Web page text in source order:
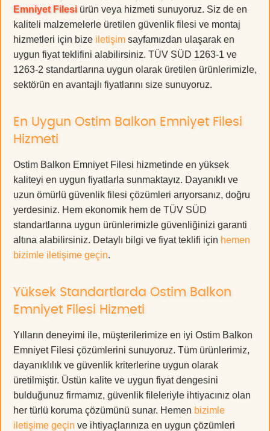
Emniyet Filesi ürün veya hizmeti sunuyoruz. Siz de en
kaliteli malzemelerle üretilen güvenlik filesi ve montaj
hizmetleri için bize iletişim sayfamızdan ulaşarak en
uygun fiyat teklifini alabilirsiniz. TÜV SÜD 1263-1 ve
1263-2 standartlarına uygun olarak üretilen ürünlerimizle,
sektörün en avantajlı fiyatlarını size sunuyoruz.
En Uygun Ostim Balkon Emniyet Filesi
Hizmeti
Ostim Balkon Emniyet Filesi hizmetinde en yüksek
kaliteyi en uygun fiyatlarla sunmaktayız. Dayanıklı ve
uzun ömürlü güvenlik filesi çözümleri arıyorsanız, doğru
yerdesiniz. Hem ekonomik hem de TÜV SÜD
standartlarına uygun ürünlerimizle güvenliğinizi garanti
altına alabilirsiniz. Detaylı bilgi ve fiyat teklifi için hemen
bizimle iletişime geçin.
Yüksek Standartlarda Ostim Balkon
Emniyet Filesi Hizmeti
Yılların deneyimi ile, müşterilerimize en iyi Ostim Balkon
Emniyet Filesi çözümlerini sunuyoruz. Tüm ürünlerimiz,
dayanıklılık ve güvenlik kriterlerine uygun olarak
üretilmiştir. Üstün kalite ve uygun fiyat dengesini
bulduğunuz firmamız, güvenlik fileleriyle ihtiyacınız olan
her türlü koruma çözümünü sunar. Hemen bizimle
iletişime geçin ve ihtiyaçlarınıza en uygun çözümleri